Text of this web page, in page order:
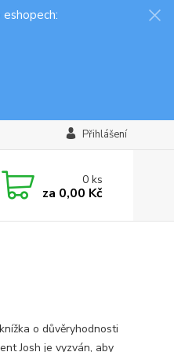
Přihlášení
0ks
za 0,00 Kč
o důvěryhodnosti
Josh je vyzván, aby